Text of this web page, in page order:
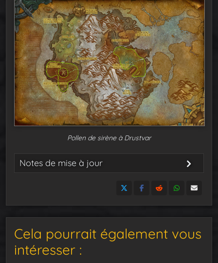
Pollen de sirène à Drustvar
Notes de mise à jour
Cela pourrait également vous
intéresser :